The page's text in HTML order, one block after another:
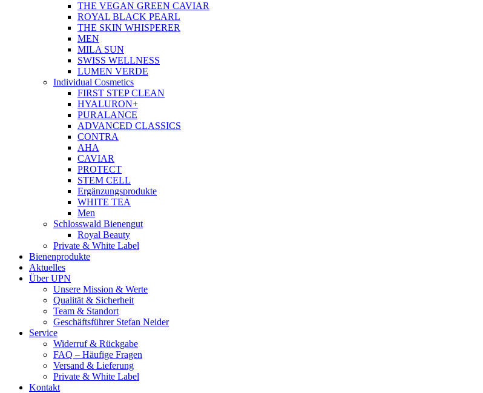
THE VEGAN GREEN CAVIAR
ROYAL BLACK PEARL
THE SKIN WHISPERER
MEN
MILA SUN
SWISS WELLNESS
LUMEN VERDE
Individual Cosmetics
FIRST STEP CLEAN
HYALURON+
PURALANCE
ADVANCED CLASSICS
CONTRA
AHA
CAVIAR
PROTECT
STEM CELL
Ergänzungsprodukte
WHITE TEA
Men
Schlosswald Bienengut
Royal Beauty
Private & White Label
Bienenprodukte
Aktuelles
Über UPN
Unsere Mission & Werte
Qualität & Sicherheit
Team & Standort
Geschäftsführer Stefan Neider
Service
Widerruf & Rückgabe
FAQ – Häufige Fragen
Versand & Lieferung
Private & White Label
Kontakt